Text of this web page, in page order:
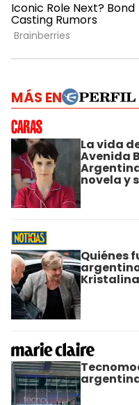
MÁS EN
La vida
Avenida
novela y
Quiénes